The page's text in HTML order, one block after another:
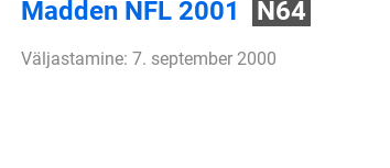
Madden NFL 2001 N64
Väljastamine: 7. september 2000